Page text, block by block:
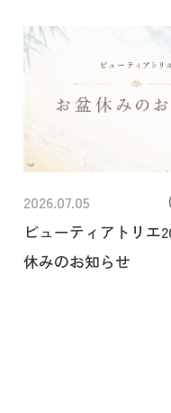
2026.07.05
ビューティアトリエ
休みのお知らせ